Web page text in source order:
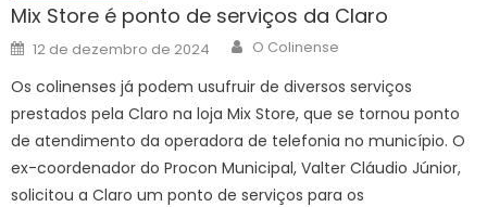
Mix Store é ponto de serviços da Claro
Posted
on
12 de dezembro de 2024 Author
O Colinense
Os colinenses já podem usufruir de diversos serviços
prestados pela Claro na loja Mix Store, que se tornou ponto
de atendimento da operadora de telefonia no município. O
ex-coordenador do Procon Municipal, Valter Cláudio Júnior,
solicitou a Claro um ponto de serviços para os